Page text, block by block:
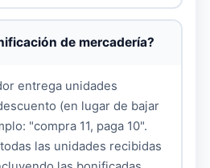
de mercadería?
entrega unidades
(en lugar de bajar
"compra 11, paga 10".
las unidades recibidas